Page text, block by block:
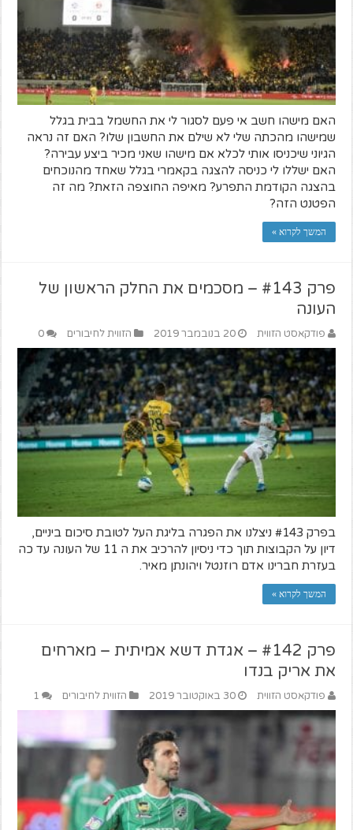
האם מישהו חשב אי פעם לסגור לי את החשמל בבית בגלל
שמישהו מהכתה שלי לא שילם את החשבון שלו? האם זה נראה
הגיוני שיכניסו אותי לכלא אם מישהו שאני מכיר ביצע עבירה?
האם ישללו לי כניסה להצגה בקאמרי בגלל שאחד מהנוכחים
בהצגה הקודמת התפרע? מאיפה החוצפה הזאת? מה זה
הפטנט הזה?
המשך לקרוא »
פרק #143 – מסכמים את החלק הראשון של
העונה
פודקאסט הזווית 20 בנובמבר 2019 הזווית לחיבורים 0
בפרק #143 ניצלנו את הפגרה בליגת העל לטובת סיכום ביניים,
דיון על הקבוצות תוך כדי ניסיון להרכיב את ה 11 של העונה עד כה
בעזרת חברינו אדם רוזנטל ויהונתן מאיר.
המשך לקרוא »
פרק #142 – אגדת דשא אמיתית – מארחים
את אריק בנדו
פודקאסט הזווית 30 באוקטובר 2019 הזווית לחיבורים 1